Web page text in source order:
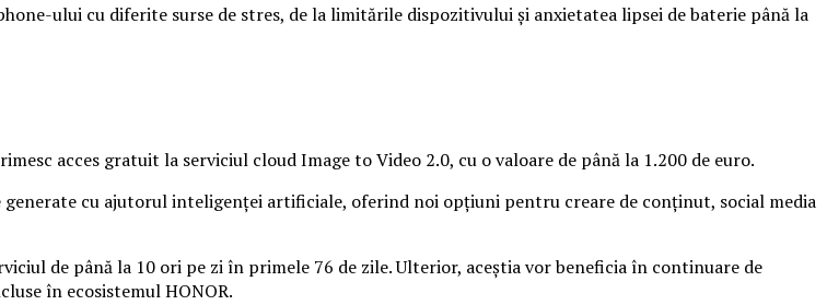
ului cu diferite surse de stres, de la limitările dispozitivului și anxietatea lipsei de baterie până la
acces gratuit la serviciul cloud Image to Video 2.0, cu o valoare de până la 1.200 de euro.
cu ajutorul inteligenței artificiale, oferind noi opțiuni pentru creare de conținut, social media
de până la 10 ori pe zi în primele 76 de zile. Ulterior, aceștia vor beneficia în continuare de
în ecosistemul HONOR.